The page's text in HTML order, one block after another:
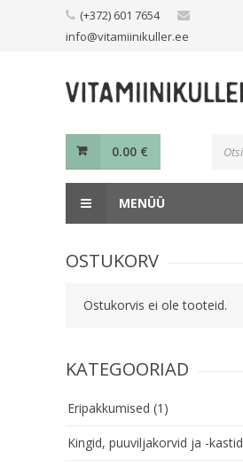
(+372) 601 7654
info@vitamiinikuller.ee
0.00 €
MENÜÜ
OSTUKORV
Ostukorvis ei ole tooteid.
KATEGOORIAD
Eripakkumised (1)
Kingid, puuviljakorvid ja -kastid